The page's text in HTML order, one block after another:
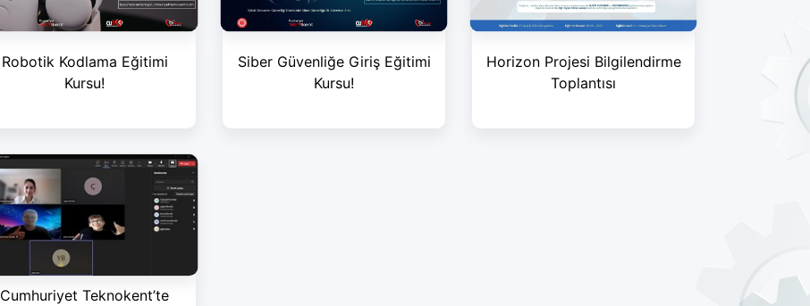
Robotik Kodlama Eğitimi
Kursu!
Siber Güvenliğe Giriş Eğitimi
Kursu!
Horizon Projesi Bilgilendirme
Toplantısı
Cumhuriyet Teknokent’te